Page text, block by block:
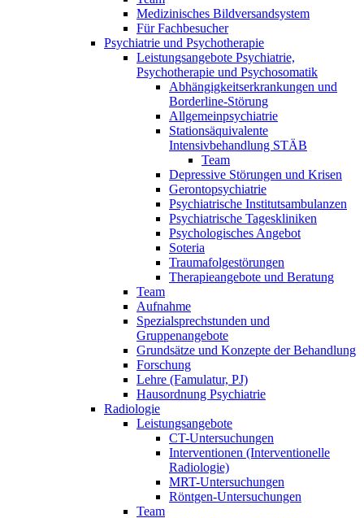
Medizinisches Bildversandsystem
Für Fachbesucher
Psychiatrie und Psychotherapie
Leistungsangebote Psychiatrie,
Psychotherapie und Psychosomatik
Abhängigkeitserkrankungen und
Borderline-Störung
Allgemeinpsychiatrie
Stationsäquivalente
Intensivbehandlung STÄB
Team
Depressive Störungen und Krisen
Gerontopsychiatrie
Psychiatrische Institutsambulanzen
Psychiatrische Tageskliniken
Psychologisches Angebot
Soteria
Traumafolgestörungen
Therapieangebote und Beratung
Team
Aufnahme
Spezialsprechstunden und
Gruppenangebote
Grundsätze und Konzepte der Behandlung
Forschung
Lehre (Famulatur, PJ)
Hausordnung Psychiatrie
Radiologie
Leistungsangebote
CT-Untersuchungen
Interventionen (Interventionelle
Radiologie)
MRT-Untersuchungen
Röntgen-Untersuchungen
Team